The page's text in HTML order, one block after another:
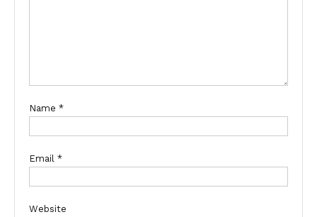
Name *
Email *
Website